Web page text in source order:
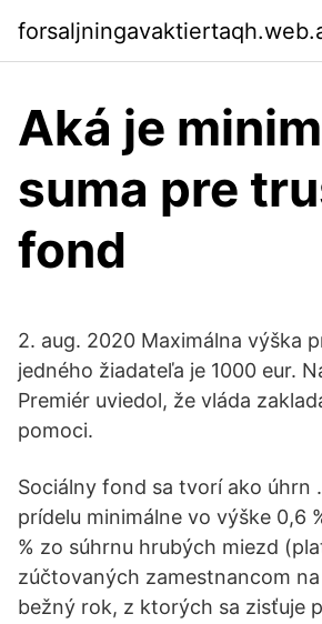
Aká je
suma pre
fond
2. aug. 2020 Maximálna výška
jedného žiadateľa je 1000 eur.
Premiér uviedol, že vláda
pomoci.
Sociálny fond sa tvorí ako úhrn
prídelu minimálne vo výške 0,6
% zo súhrnu hrubých miezd
zúčtovaných zamestnancom
bežný rok, z ktorých sa zisťuje